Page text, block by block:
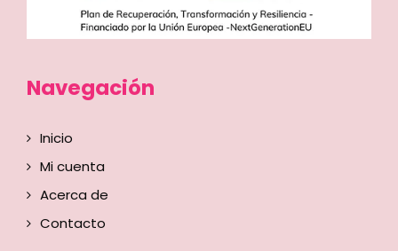
Navegación
Inicio
Mi cuenta
Acerca de
Contacto